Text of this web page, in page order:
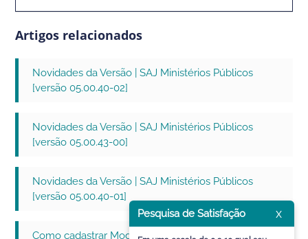
Artigos relacionados
Novidades da Versão | SAJ Ministérios Públicos
[versão 05.00.40-02]
Novidades da Versão | SAJ Ministérios Públicos
[versão 05.00.43-00]
Novidades da Versão | SAJ Ministérios Públicos
[versão 05.00.40-01]
Como cadastrar Modelos de Documentos no SAJ MP
Pesquisa de Satisfação x